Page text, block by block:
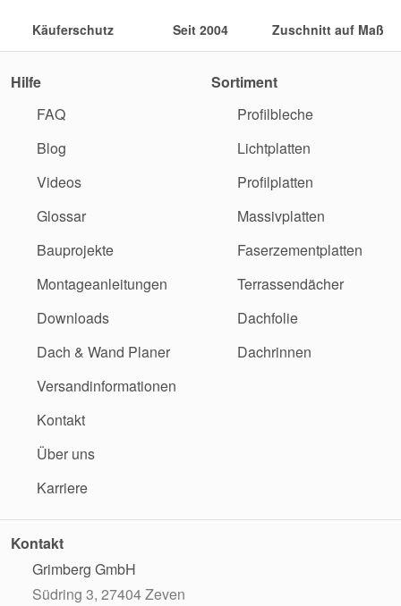
Käuferschutz Seit 2004 Zuschnitt auf Maß
Hilfe
FAQ
Blog
Videos
Glossar
Bauprojekte
Montageanleitungen
Downloads
Dach & Wand Planer
Versandinformationen
Kontakt
Über uns
Karriere
Sortiment
Profilbleche
Lichtplatten
Profilplatten
Massivplatten
Faserzementplatten
Terrassendächer
Dachfolie
Dachrinnen
Kontakt
Grimberg GmbH
Südring 3, 27404 Zeven